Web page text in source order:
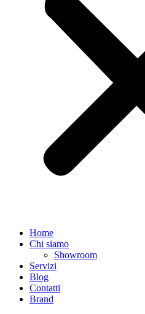
Home
Chi siamo
Showroom
Servizi
Blog
Contatti
Brand